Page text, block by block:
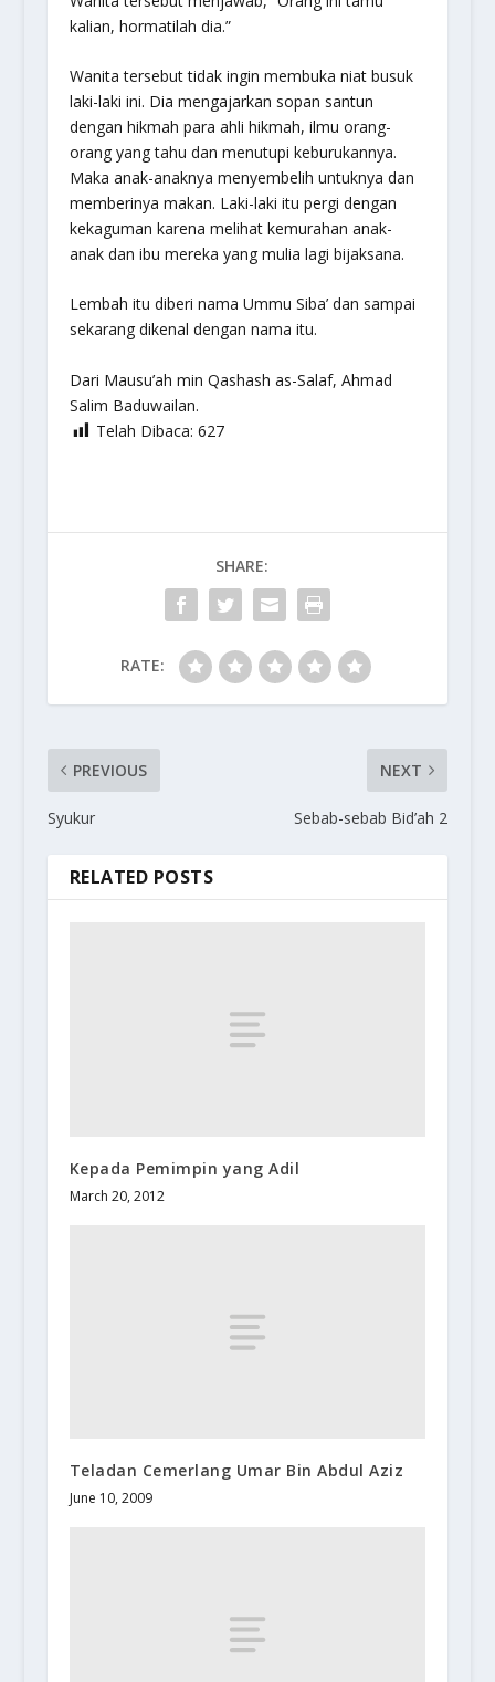
kalian, hormatilah dia.”
Wanita tersebut tidak ingin membuka niat busuk
laki-laki ini. Dia mengajarkan sopan santun
dengan hikmah para ahli hikmah, ilmu orang-
orang yang tahu dan menutupi keburukannya.
Maka anak-anaknya menyembelih untuknya dan
memberinya makan. Laki-laki itu pergi dengan
kekaguman karena melihat kemurahan anak-
anak dan ibu mereka yang mulia lagi bijaksana.
Lembah itu diberi nama Ummu Siba’ dan sampai
sekarang dikenal dengan nama itu.
Dari Mausu’ah min Qashash as-Salaf, Ahmad
Salim Baduwailan.
Telah Dibaca: 627
SHARE:
RATE:
PREVIOUS
Syukur
NEXT
Sebab-sebab Bid’ah 2
RELATED POSTS
Kepada Pemimpin yang Adil
March 20, 2012
Teladan Cemerlang Umar Bin Abdul Aziz
June 10, 2009